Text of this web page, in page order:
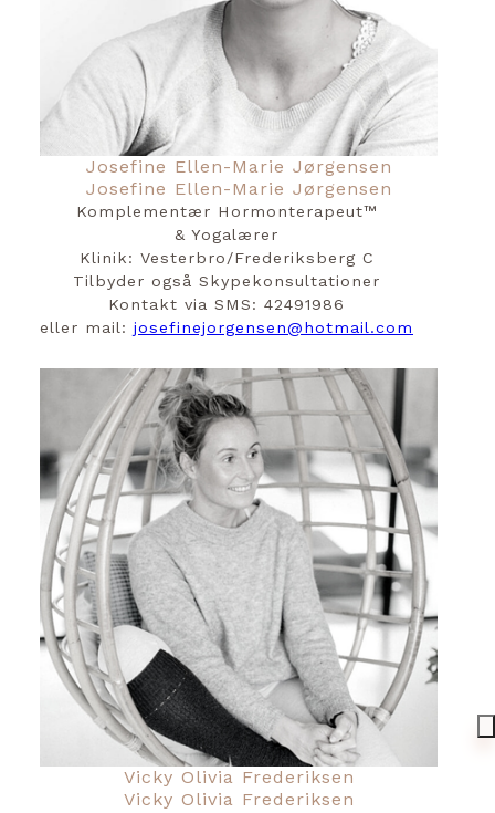
Josefine Ellen-Marie Jørgensen
Josefine Ellen-Marie Jørgensen
Komplementær Hormonterapeut™️
& Yogalærer
Klinik: Vesterbro/Frederiksberg C
Tilbyder også Skypekonsultationer
Kontakt via SMS: 42491986
eller mail: josefinejorgensen@hotmail.com
Vicky Olivia Frederiksen
Vicky Olivia Frederiksen